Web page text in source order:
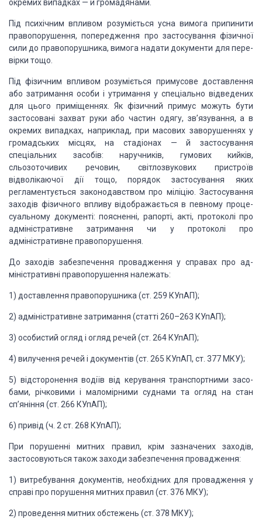
окремих випадках — й громадянами.
Під психічним впливом розуміється усна вимога припини­ти
правопорушення, попередження про застосування фізичної
сили до правопорушника, вимога надати документи для пере­
вірки тощо.
Під фізичним впливом розуміється примусове доставлення
або затримання особи і утримання у спеціально відведених
для цього приміщеннях. Як фізичний примус можуть бути
застосо­вані захват руки або частин одягу, зв’язування, а в
окремих випадках, наприклад, при масових заворушеннях у
громадсь­ких місцях, на стадіонах — й застосування
спеціальних засобів: наручників, гумових кийків,
сльозоточивих речовин, світлозву­кових пристроїв
відволікаючої дії тощо, порядок застосування яких
регламентується законодавством про міліцію.
Застосуван­ня
заходів фізичного впливу відображається в певному проце­
суальному документі: поясненні, рапорті, акті, протоколі про
адміністративне затримання чи у протоколі про
адміністратив­не правопорушення.
До заходів забезпечення провадження у справах про ад­
міністративні правопорушення належать:
1) доставлення правопорушника (ст. 259 КУпАП);
2) адміністративне затримання (статті 260–263 КУпАП);
3) особистий огляд і огляд речей (ст. 264 КУпАП);
4) вилучення речей і документів (ст. 265 КУпАП, ст. 377 МКУ);
5) відсторонення водіїв від керування транспортними засо­
бами, річковими і маломірними суднами та огляд на стан
сп’яніння (ст. 266 КУпАП);
6) привід (ч. 2 ст. 268 КУпАП);
При порушенні митних правил, крім зазначених заходів,
застосовуються також заходи забезпечення провадження:
1) витребування документів, необхідних для провадження у
справі про порушення митних правил (ст. 376 МКУ);
2) проведення митних обстежень (ст. 378 МКУ);